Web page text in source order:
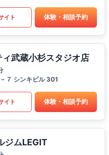
イト 体験・相談予約
武蔵小杉スタジオ店
７ シンキビル 301
イト 体験・相談予約
ジムLEGIT